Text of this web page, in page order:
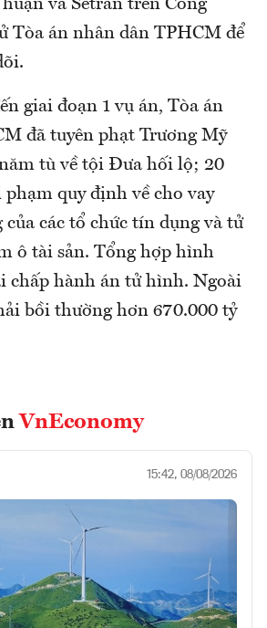
và Setran trên Cổng
Tòa án nhân dân TPHCM để
giai đoạn 1 vụ án, Tòa án
đã tuyên phạt Trương Mỹ
tù về tội Đưa hối lộ; 20
quy định về cho vay
các tổ chức tín dụng và tử
ô tài sản. Tổng hợp hình
chấp hành án tử hình. Ngoài
bồi thường hơn 670.000 tỷ
VnEconomy
15:42, 08/08/2026